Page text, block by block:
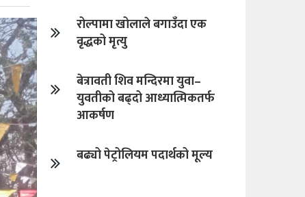
रोल्पामा खोलाले बगाउँदा एक
वृद्धको मृत्यु
बेत्रावती शिव मन्दिरमा युवा–
युवतीको बढ्दो आध्यात्मिकतर्फ
आकर्षण
बढ्यो पेट्रोलियम पदार्थको मूल्य